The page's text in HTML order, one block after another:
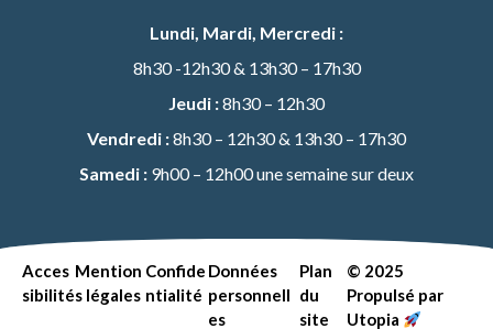
Lundi, Mardi, Mercredi :
8h30 -12h30 & 13h30 – 17h30
Jeudi :8h30 – 12h30
Vendredi :8h30 – 12h30 & 13h30 – 17h30
Samedi : 9h00 – 12h00 une semaine sur deux
Acces
sibilité
Mention
s légales
Confide
ntialité
Données
personnell
es
Plan
du
site
© 2025
Propulsé par
Utopia